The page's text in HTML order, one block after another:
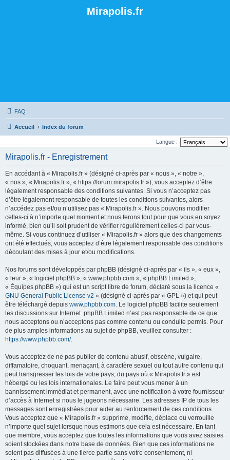
Mirapolis.fr
FAQ
Accueil Index du forum
Langue :
Mirapolis.fr - Enregistrement
En accédant à « Mirapolis.fr » (désigné ci-après par « nous », « notre »,
« nos », « Mirapolis.fr », « https://forum.mirapolis.fr »), vous acceptez d’être
légalement responsable des conditions suivantes. Si vous n’acceptez pas
d’être légalement responsable de toutes les conditions suivantes, alors
n’accédez pas et/ou n’utilisez pas « Mirapolis.fr ». Nous pouvons modifier
celles-ci à n’importe quel moment et nous ferons tout pour que vous en soyez
informé, bien qu’il soit prudent de vérifier régulièrement celles-ci par vous-
même. Si vous continuez d’utiliser « Mirapolis.fr » alors que des changements
ont été effectués, vous acceptez d’être légalement responsable des conditions
découlant des mises à jour et/ou modifications.
Nos forums sont développés par phpBB (désigné ci-après par « ils », « eux »,
« leur », « logiciel phpBB », « www.phpbb.com », « phpBB Limited »,
« Équipes phpBB ») qui est un script libre de forum, déclaré sous la licence «
GNU General Public License v2 » (désigné ci-après par « GPL ») et qui peut
être téléchargé depuis www.phpbb.com. Le logiciel phpBB facilite seulement
les discussions sur Internet. phpBB Limited n’est pas responsable de ce que
nous acceptons ou n’acceptons pas comme contenu ou conduite permis. Pour
de plus amples informations au sujet de phpBB, veuillez consulter :
https://www.phpbb.com/.
Vous acceptez de ne pas publier de contenu abusif, obscène, vulgaire,
diffamatoire, choquant, menaçant, à caractère sexuel ou tout autre contenu qui
peut transgresser les lois de votre pays, du pays où « Mirapolis.fr » est
hébergé ou les lois internationales. Le faire peut vous mener à un
bannissement immédiat et permanent, avec une notification à votre fournisseur
d’accès à Internet si nous le jugeons nécessaire. Les adresses IP de tous les
messages sont enregistrées pour aider au renforcement de ces conditions.
Vous acceptez que « Mirapolis.fr » supprime, modifie, déplace ou verrouille
n’importe quel sujet lorsque nous estimons que cela est nécessaire. En tant
que membre, vous acceptez que toutes les informations que vous avez saisies
soient stockées dans notre base de données. Bien que ces informations ne
soient pas diffusées à une tierce partie sans votre consentement, ni